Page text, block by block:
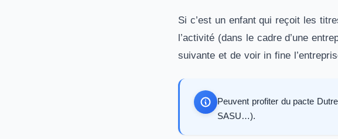
Si c’est un enfant qui reçoit les
l’activité (dans le cadre d’une
suivante et de voir in fine
Peuvent profiter du pacte
SASU…).